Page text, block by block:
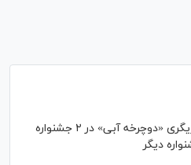
نامزدی بهترین فیلم و بازیگری «دوچرخه آبی» در ۲ جشنواره